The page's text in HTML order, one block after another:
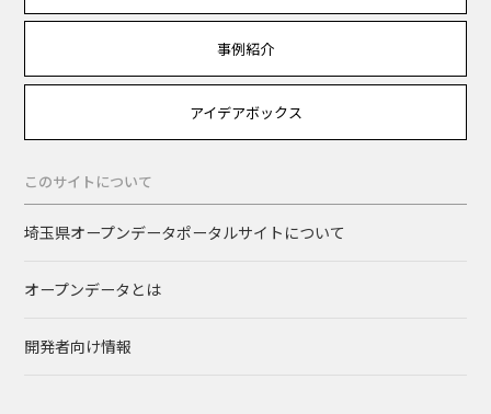
事例紹介
アイデアボックス
このサイトについて
埼玉県オープンデータポータルサイトについて
オープンデータとは
開発者向け情報